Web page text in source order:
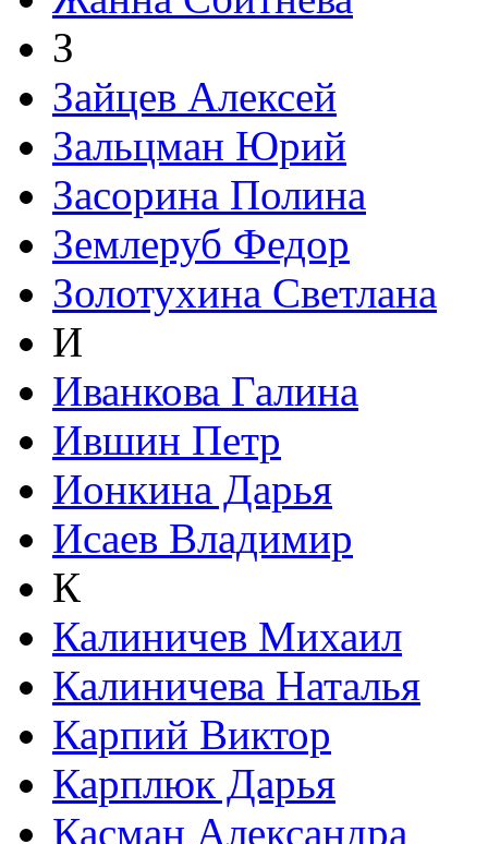
З
Зайцев Алексей
Зальцман Юрий
Засорина Полина
Землеруб Федор
Золотухина Светлана
И
Иванкова Галина
Ившин Петр
Ионкина Дарья
Исаев Владимир
К
Калиничев Михаил
Калиничева Наталья
Карпий Виктор
Карплюк Дарья
Касман Александра